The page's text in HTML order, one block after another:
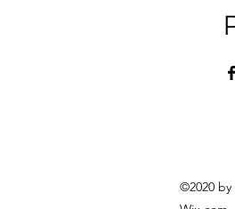
©2020